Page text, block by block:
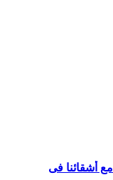
أشقائنا فى